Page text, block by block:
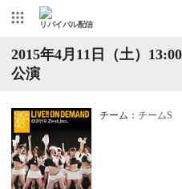
リバイバル配信
2015年4月11日（土）
公演
チーム： チームS